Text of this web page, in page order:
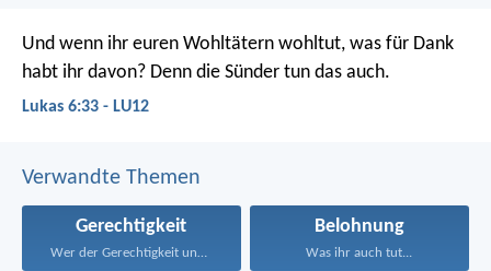
Und wenn ihr euren Wohltätern wohltut, was für Dank
habt ihr davon? Denn die Sünder tun das auch.
Lukas 6:33 - LU12
Verwandte Themen
Gerechtigkeit
Wer der Gerechtigkeit und...
Belohnung
Was ihr auch tut...